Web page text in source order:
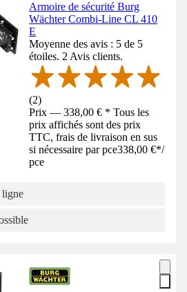
Armoire de sécurité Burg
Wächter Combi-Line CL 410
E
Moyenne des avis : 5 de 5
étoiles. 2 Avis clients.
(2)
Prix — 338,00 € * Tous les
prix affichés sont des prix
TTC, frais de livraison en sus
si nécessaire par pce338,00 €*/
pce
ligne